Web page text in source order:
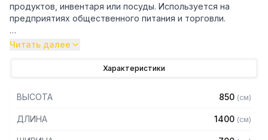
продуктов, инвентаря или посуды. Используется на
предприятиях общественного питания и торговли.
Особенности:
– Материал емкости: нержавеющая сталь AISI304
– Материал каркаса: крашенный порошковой краской
металл
– Толщина материала каркаса 2 мм
– Внутренние размеры емкости: 600 х 500 х 300 мм
Читать далее
Характеристики
ВЫСОТА 850 (см)
ДЛИНА 1400 (см)